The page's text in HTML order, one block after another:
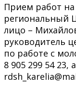
Прием работ на
региональный
лицо –
руководитель
по работе с
8 905 299 54